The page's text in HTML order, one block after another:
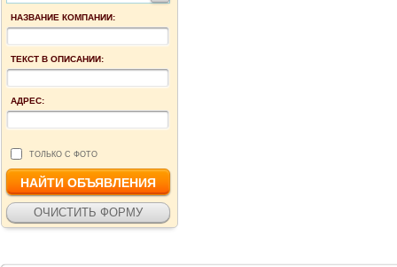
НАЗВАНИЕ КОМПАНИИ:
ТЕКСТ В ОПИСАНИИ:
АДРЕС:
ТОЛЬКО С ФОТО